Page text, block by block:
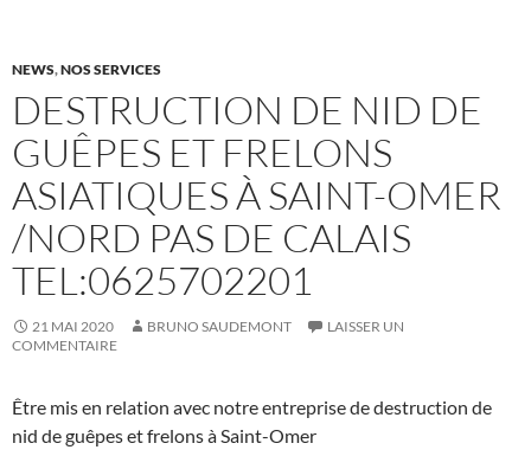
NEWS,NOS SERVICES
DESTRUCTION DE NID DE
GUÊPES ET FRELONS
ASIATIQUES À SAINT-OMER
/NORD PAS DE CALAIS
TEL:0625702201
21 MAI 2020 BRUNO SAUDEMONT
LAISSER UN
COMMENTAIRE
Être mis en relation avec notre entreprise de destruction de
nid de guêpes et frelons à Saint-Omer